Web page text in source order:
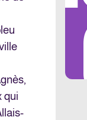
qui